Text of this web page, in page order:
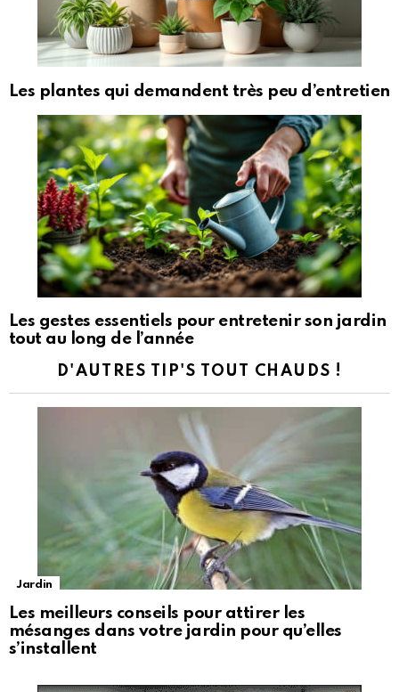
Les plantes qui demandent très peu d’entretien
Les gestes essentiels pour entretenir son jardin
tout au long de l’année
D'AUTRES TIP'S TOUT CHAUDS !
Jardin
Les meilleurs conseils pour attirer les
mésanges dans votre jardin pour qu’elles
s’installent